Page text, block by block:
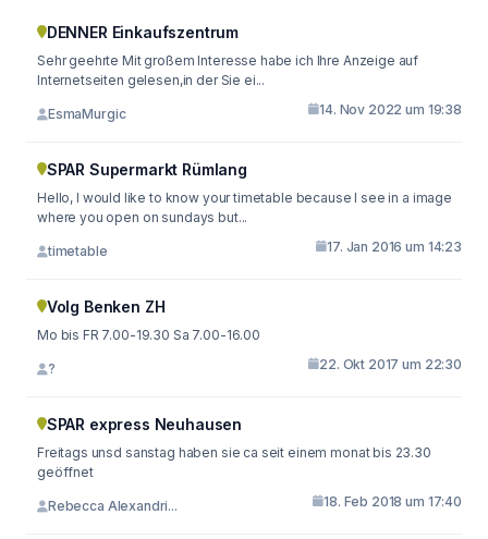
DENNER Einkaufszentrum
Sehr geehrte Mit großem Interesse habe ich Ihre Anzeige auf
Internetseiten gelesen,in der Sie ei...
EsmaMurgic 14. Nov 2022 um 19:38
SPAR Supermarkt Rümlang
Hello, I would like to know your timetable because I see in a image
where you open on sundays but...
timetable 17. Jan 2016 um 14:23
Volg Benken ZH
Mo bis FR 7.00-19.30 Sa 7.00-16.00
? 22. Okt 2017 um 22:30
SPAR express Neuhausen
Freitags unsd sanstag haben sie ca seit einem monat bis 23.30
geöffnet
Rebecca Alexandri... 18. Feb 2018 um 17:40